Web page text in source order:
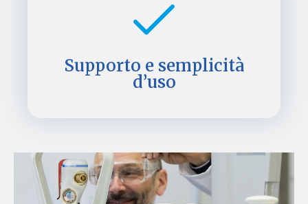
Supporto e semplicità
d’uso